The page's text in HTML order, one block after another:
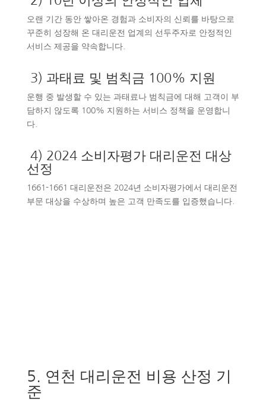
오랜 기간 동안 쌓아온 경험과 소비자의 신뢰를 바탕으로
꾸준히 성장해 온 대리운전 업계의 선두주자로 안정적인
서비스 제공을 약속합니다.
3) 과태료 및 범칙금 100% 지원
운행 중 발생할 수 있는 과태료나 범칙금에 대해 고객이 부
담하지 않도록 100% 지원하는 서비스 정책을 운영합니
다.
4) 2024 소비자평가 대리운전 대상
선정
1661-1661 대리운전은 2024년 소비자평가에서 대리운전
부문 대상을 수상하며 높은 고객 만족도를 입증했습니다.
5. 연천 대리운전 비용 산정 기
준